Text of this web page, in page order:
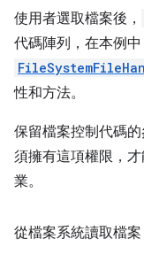
使用者選取檔案後，
代碼陣列，在本例
性和方法。
保留檔案控制代碼
須擁有這項權限，
業。
從檔案系統讀取檔案